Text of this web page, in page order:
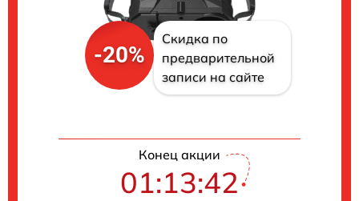
-20%
Скидка по
предварительной
записи на сайте
Конец акции
01:13:41